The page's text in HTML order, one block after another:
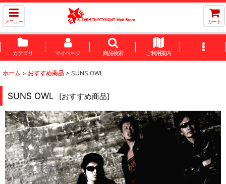
メニュー カート
カテゴリ マイページ 商品検索 ご利用案内
ホーム > おすすめ商品 > SUNS OWL
SUNS OWL [おすすめ商品]